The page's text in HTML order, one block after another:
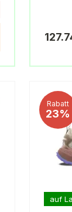
Rabatt
23%
auf